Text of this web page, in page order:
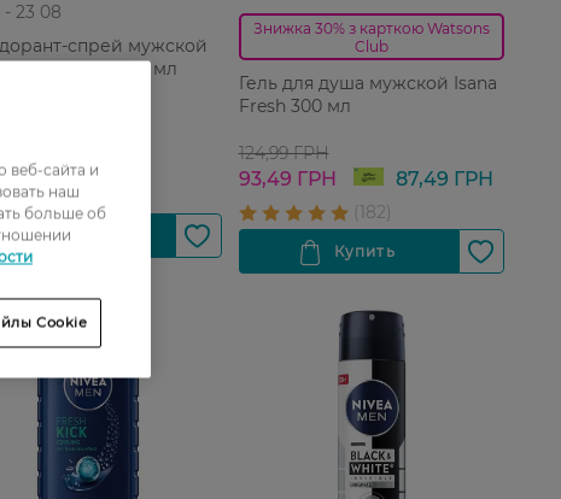
- 23 08
спрей мужской
Invisible 150 мл
ГРН
Знижка 30% з карткою Watsons
Club
Гель для душа мужской Isana
Fresh 300 мл
124,99 ГРН
93,49 ГРН 87,49 ГРН
веб-сайта и
наш
больше об
Cookie